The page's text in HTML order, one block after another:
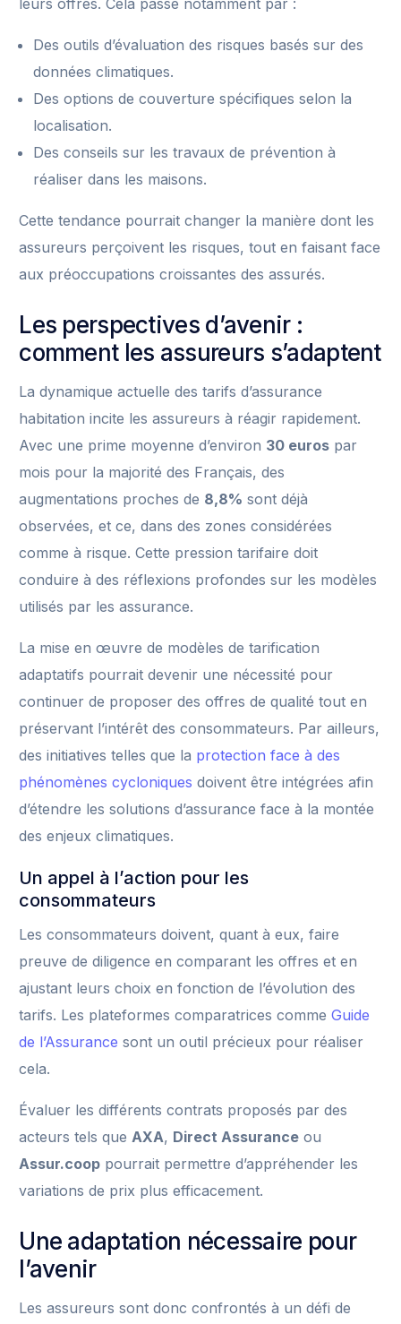
leurs offres. Cela passe notamment par :
Des outils d’évaluation des risques basés sur des
données climatiques.
Des options de couverture spécifiques selon la
localisation.
Des conseils sur les travaux de prévention à
réaliser dans les maisons.
Cette tendance pourrait changer la manière dont les
assureurs perçoivent les risques, tout en faisant face
aux préoccupations croissantes des assurés.
Les perspectives d’avenir :
comment les assureurs s’adaptent
La dynamique actuelle des tarifs d’assurance
habitation incite les assureurs à réagir rapidement.
Avec une prime moyenne d’environ 30 euros par
mois pour la majorité des Français, des
augmentations proches de 8,8% sont déjà
observées, et ce, dans des zones considérées
comme à risque. Cette pression tarifaire doit
conduire à des réflexions profondes sur les modèles
utilisés par les assurance.
La mise en œuvre de modèles de tarification
adaptatifs pourrait devenir une nécessité pour
continuer de proposer des offres de qualité tout en
préservant l’intérêt des consommateurs. Par ailleurs,
des initiatives telles que la protection face à des
phénomènes cycloniques doivent être intégrées afin
d’étendre les solutions d’assurance face à la montée
des enjeux climatiques.
Un appel à l’action pour les
consommateurs
Les consommateurs doivent, quant à eux, faire
preuve de diligence en comparant les offres et en
ajustant leurs choix en fonction de l’évolution des
tarifs. Les plateformes comparatrices commeGuide
de l’Assurance sont un outil précieux pour réaliser
cela.
Évaluer les différents contrats proposés par des
acteurs tels queAXA, Direct Assurance ou
Assur.coop pourrait permettre d’appréhender les
variations de prix plus efficacement.
Une adaptation nécessaire pour
l’avenir
Les assureurs sont donc confrontés à un défi de